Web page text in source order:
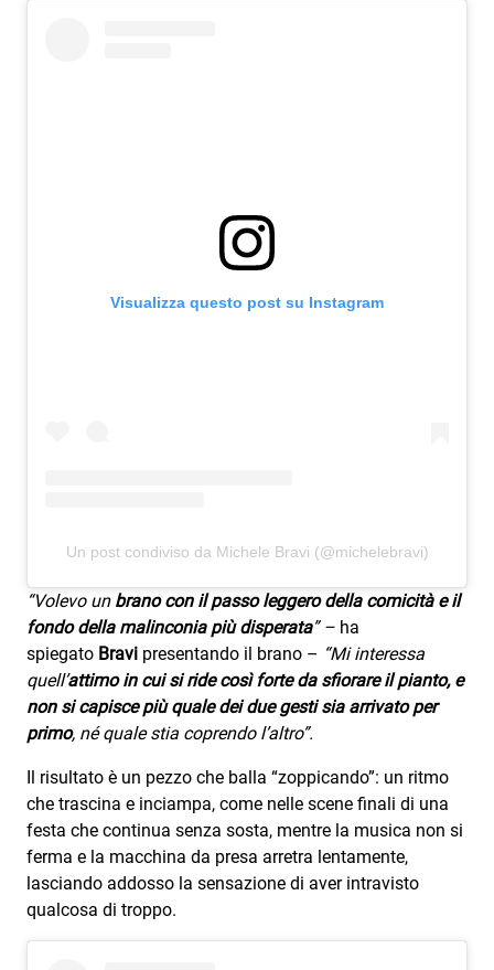
Radio Subasio Music Club
Visualizza questo post su Instagram
Un post condiviso da Michele Bravi (@michelebravi)
“Volevo un brano con il passo leggero della comicità e il
fondo della malinconia più disperata” – ha
spiegato Bravi presentando il brano – “Mi interessa
quell’attimo in cui si ride così forte da sfiorare il pianto, e
non si capisce più quale dei due gesti sia arrivato per
primo, né quale stia coprendo l’altro”.
Il risultato è un pezzo che balla “zoppicando”: un ritmo
che trascina e inciampa, come nelle scene finali di una
festa che continua senza sosta, mentre la musica non si
ferma e la macchina da presa arretra lentamente,
lasciando addosso la sensazione di aver intravisto
qualcosa di troppo.